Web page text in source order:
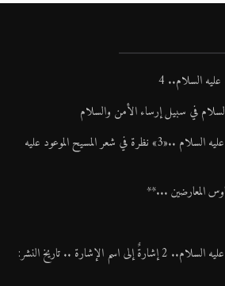
السلام.. 4
في سبيل إرساء الأمن والسلام
رأيٌ في لغة المسيح الموعود عليه السلام ..«3» نظرة في شعر المسيح الموعود عليه
المعارضين ...**
رأي في لغة المسيح الموعود عليه السلام.. 2 إشارةٌ إلى اسم الإشارة .. تاريخ النشر: